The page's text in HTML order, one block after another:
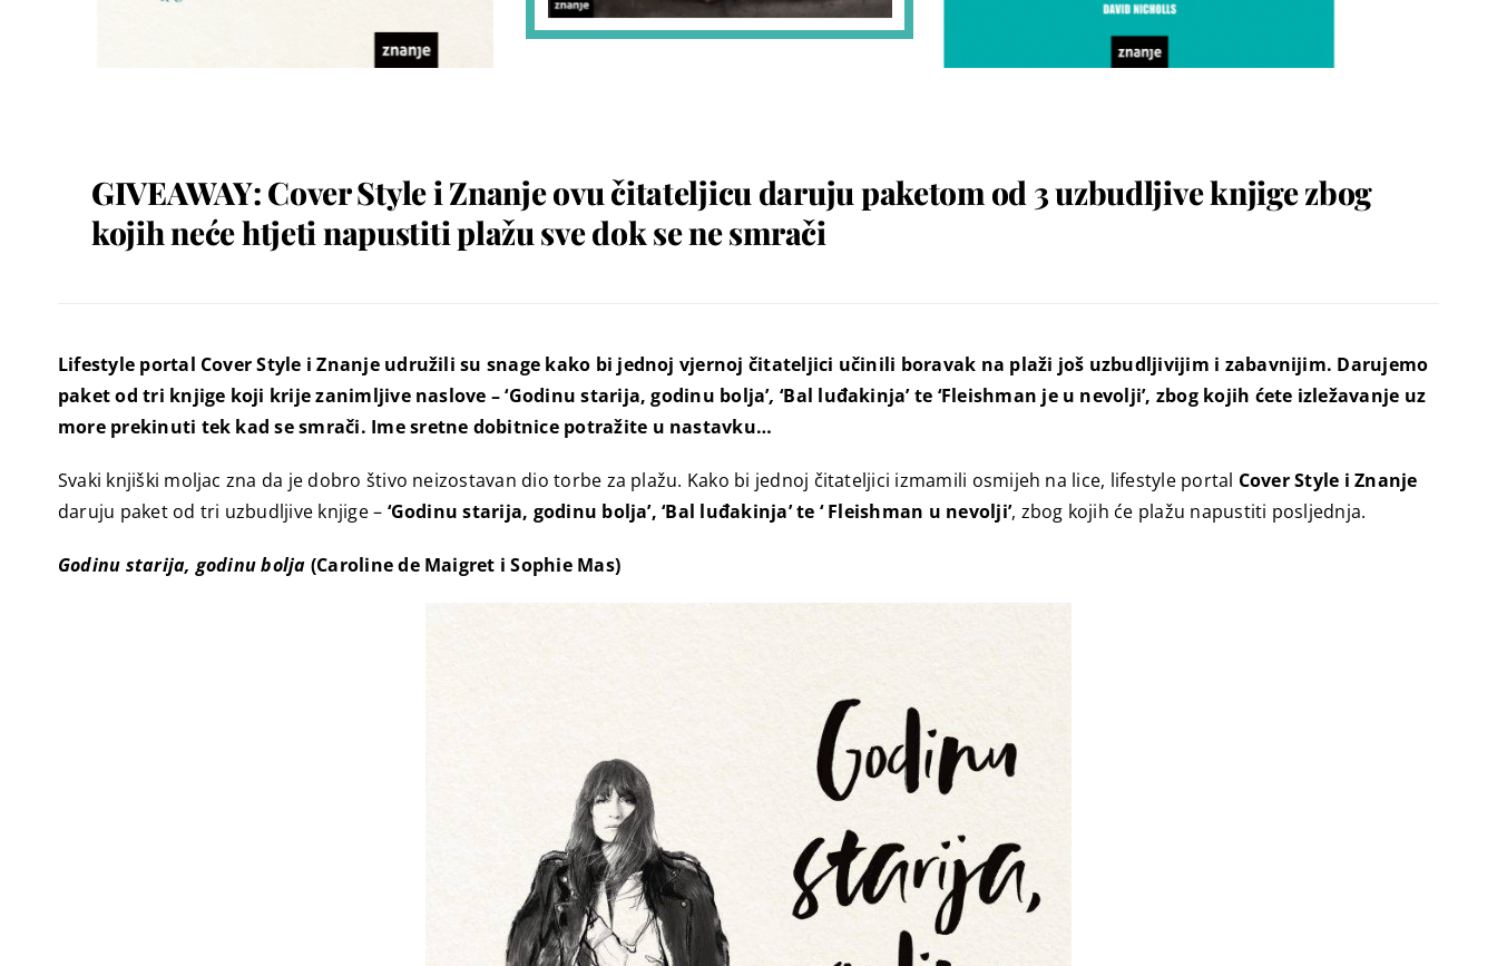
GIVEAWAY: Cover Style i Znanje ovu čitateljicu daruju paketom od 3 uzbudljive knjige zbog
kojih neće htjeti napustiti plažu sve dok se ne smrači
Lifestyle portal Cover Style i Znanje udružili su snage kako bi jednoj vjernoj čitateljici učinili boravak na plaži još uzbudljivijim i zabavnijim. Darujemo
paket od tri knjige koji krije zanimljive naslove – ‘Godinu starija, godinu bolja’,‘Bal luđakinja’ te ‘Fleishman je u nevolji’, zbog kojih ćete izležavanje uz
more prekinuti tek kad se smrači. Ime sretne dobitnice potražite u nastavku…
Svaki knjiški moljac zna da je dobro štivo neizostavan dio torbe za plažu. Kako bi jednoj čitateljici izmamili osmijeh na lice, lifestyle portal Cover Style i Znanje
daruju paket od tri uzbudljive knjige – ‘Godinu starija, godinu bolja’, ‘Bal luđakinja’ te ‘ Fleishman u nevolji’, zbog kojih će plažu napustiti posljednja.
Godinu starija, godinu bolja (Caroline de Maigret i Sophie Mas)